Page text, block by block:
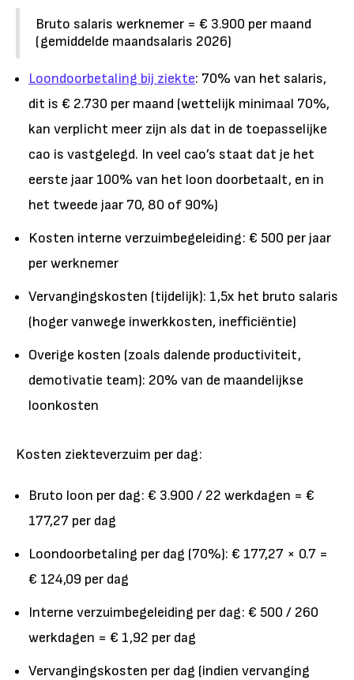
Bruto salaris werknemer = € 3.900 per maand
(gemiddelde maandsalaris 2026)
Loondoorbetaling bij ziekte: 70% van het salaris,
dit is € 2.730 per maand (wettelijk minimaal 70%,
kan verplicht meer zijn als dat in de toepasselijke
cao is vastgelegd. In veel cao’s staat dat je het
eerste jaar 100% van het loon doorbetaalt, en in
het tweede jaar 70, 80 of 90%)
Kosten interne verzuimbegeleiding: € 500 per jaar
per werknemer
Vervangingskosten (tijdelijk): 1,5x het bruto salaris
(hoger vanwege inwerkkosten, inefficiëntie)
Overige kosten (zoals dalende productiviteit,
demotivatie team): 20% van de maandelijkse
loonkosten
Kosten ziekteverzuim per dag:
Bruto loon per dag: € 3.900 / 22 werkdagen = €
177,27 per dag
Loondoorbetaling per dag (70%): € 177,27 × 0.7 =
€ 124,09 per dag
Interne verzuimbegeleiding per dag: € 500 / 260
werkdagen = € 1,92 per dag
Vervangingskosten per dag (indien vervanging